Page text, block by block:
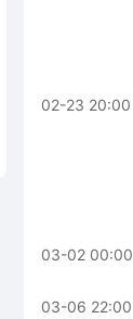
02-23 20:00
03-02 00:00
03-06 22:00